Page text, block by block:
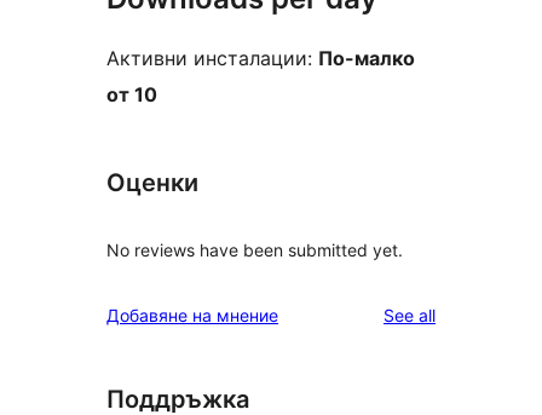
Активни инсталации: По-малко
от 10
Оценки
No reviews have been submitted yet.
Добавяне на мнение See allreviews
Поддръжка